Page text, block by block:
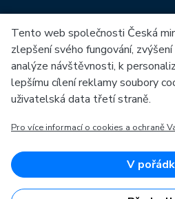
Mezi naše partnery patří:
Evropská unie
OP Podnikání a inovace pro
Evropský fond pro regionální
Tento web společnosti Česká
zlepšení svého fungování,
analýze návštěvnosti, k
lepšímu cílení reklamy soubory
uživatelská data třetí straně.
Pro více informací o cookies a ochraně
V